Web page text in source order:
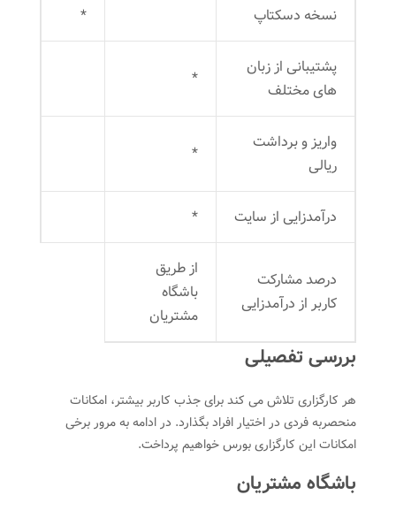
نسخه دسکتاپ *
پشتیبانی از زبان
های مختلف
*
واریز و برداشت
ریالی
*
درآمدزایی از سایت *
درصد مشارکت
کاربر از درآمدزایی
از طریق
باشگاه
مشتریان
بررسی تفصیلی
هر کارگزاری تلاش می کند برای جذب کاربر بیشتر، امکانات
منحصربه فردی در اختیار افراد بگذارد. در ادامه به مرور برخی
امکانات این کارگزاری بورس خواهیم پرداخت.
باشگاه مشتریان